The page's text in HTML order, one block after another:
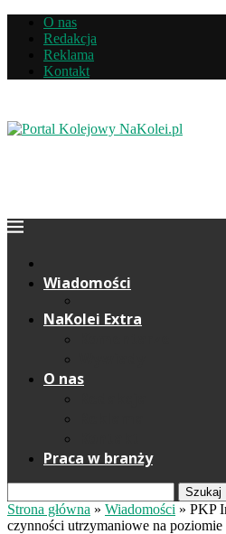
O nas
Redakcja
Reklama
Kontakt
Wiadomości
NaKolei Extra
O nas
Praca w branży
Szukaj
Strona główna » Wiadomości » PKP
czynności utrzymaniowe na